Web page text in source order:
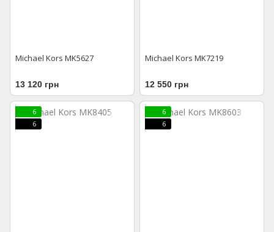
Michael Kors MK5627
13 120 грн
Michael Kors MK7219
12 550 грн
6
6
6
6